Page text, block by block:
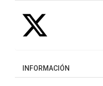
INFORMACIÓN